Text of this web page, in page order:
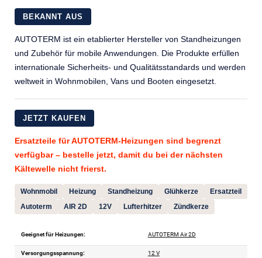
BEKANNT AUS
AUTOTERM ist ein etablierter Hersteller von Standheizungen
und Zubehör für mobile Anwendungen. Die Produkte erfüllen
internationale Sicherheits- und Qualitätsstandards und werden
weltweit in Wohnmobilen, Vans und Booten eingesetzt.
JETZT KAUFEN
Ersatzteile für AUTOTERM-Heizungen sind begrenzt
verfügbar – bestelle jetzt, damit du bei der nächsten
Kältewelle nicht frierst.
Wohnmobil Heizung Standheizung Glühkerze
Ersatzteil
Autoterm
AIR 2D 12V Lufterhitzer Zündkerze
Geeignet für Heizungen: AUTOTERM Air 2D
Versorgungsspannung: 12 V